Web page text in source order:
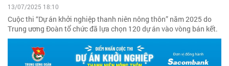
13/07/2025 18:10
Cuộc thi “Dự án khởi nghiệp thanh niên nông thôn” năm 2025 do
Trung ương Đoàn tổ chức đã lựa chọn 120 dự án vào vòng bán kết.